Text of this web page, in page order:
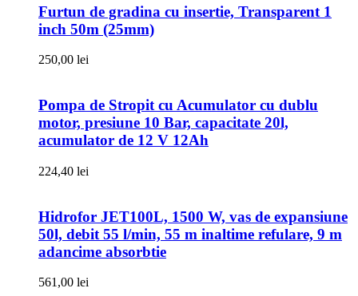
Furtun de gradina cu insertie, Transparent 1
inch 50m (25mm)
250,00 lei
Pompa de Stropit cu Acumulator cu dublu
motor, presiune 10 Bar, capacitate 20l,
acumulator de 12 V 12Ah
224,40 lei
Hidrofor JET100L, 1500 W, vas de expansiune
50l, debit 55 l/min, 55 m inaltime refulare, 9 m
adancime absorbtie
561,00 lei